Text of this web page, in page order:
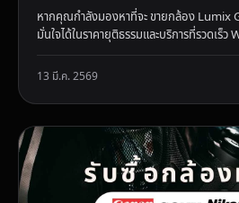
หากคุณกำลังมองหาที่จะ ขายกล้อง Lumix
มั่นใจได้ในราคายุติธรรมและบริการที่รวดเร็
13 มี.ค. 2569